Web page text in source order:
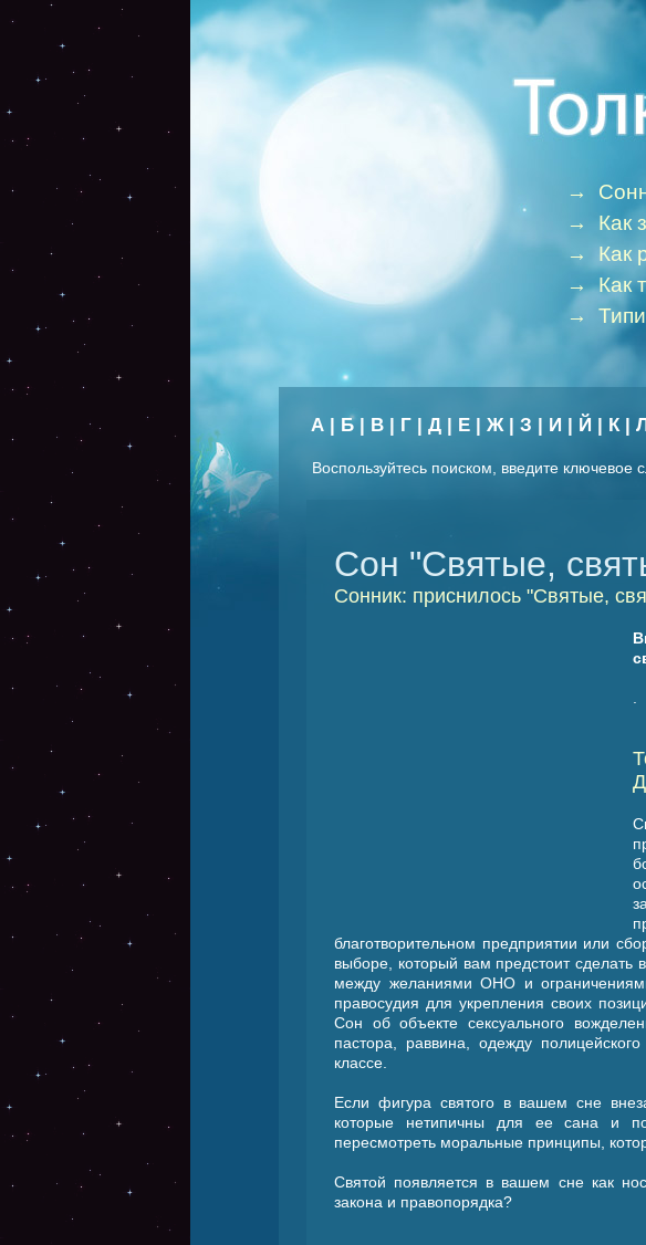
→
→ Как
→ Как
→Как
→
А | Б| В | Г | Д | Е | Ж| З | И | Й | К|
Воспользуйтесь поиском, введите ключевое
Сон "Святые,
Сонник: приснилось "Святые,
благотворительном предприятии или
выборе, который вам предстоит сделать
между желаниями ОНО и
правосудия для укрепления своих
Сон об объекте сексуального
пастора, раввина, одежду
классе.
Если фигура святого в вашем сне
которые нетипичны для ее сана и
пересмотреть моральные принципы,
Святой появляется в вашем сне как
закона и правопорядка?